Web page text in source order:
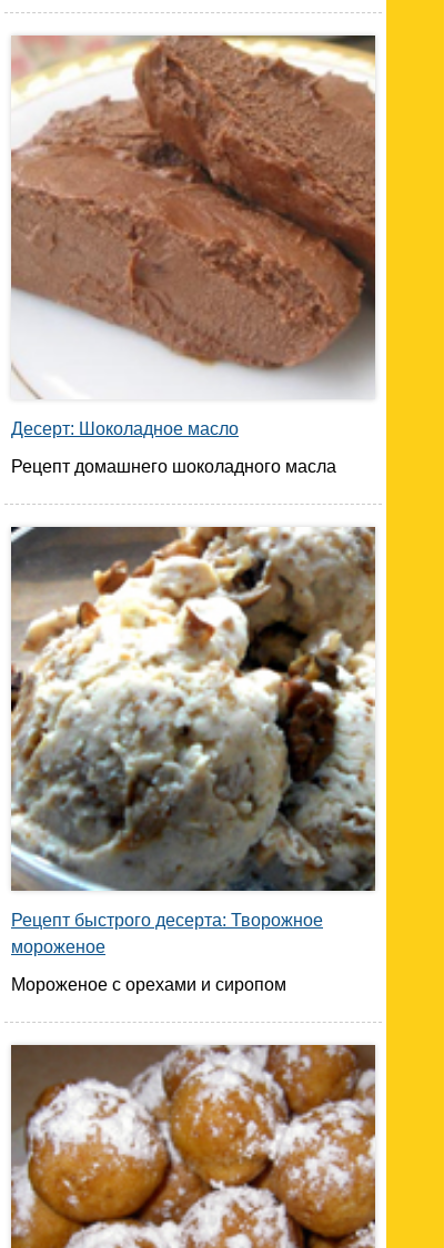
Десерт: Шоколадное масло
Рецепт домашнего шоколадного масла
Рецепт быстрого десерта: Творожное
мороженое
Мороженое с орехами и сиропом